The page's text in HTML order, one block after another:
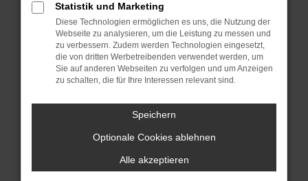
Starte dein Gerät neu.
Das kann manchmal helfen,
vorübergehende Probleme zu beheben.
Stelle sicher, dass dein Browser und dein
Betriebssystem auf dem neuesten Stand
sind.
Veraltete Software birgt nicht nur ein
Sicherheitsrisiko, sondern kann auch dazu
führen, dass bestimmte Funktionen nicht
mehr unterstützt werden.
Statistik und Marketing
Diese Technologien ermöglichen es uns, die Nutzung der
Webseite zu analysieren, um die Leistung zu messen und
zu verbessern. Zudem werden Technologien eingesetzt,
die von dritten Werbetreibenden verwendet werden, um
Sie auf anderen Webseiten zu verfolgen und um Anzeigen
zu schalten, die für Ihre Interessen relevant sind.
Speichern
Optionale Cookies ablehnen
Alle akzeptieren